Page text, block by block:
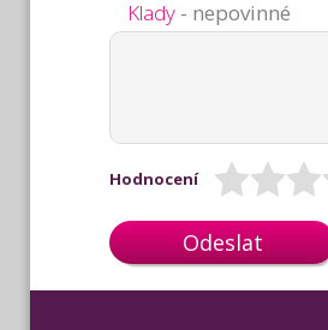
Klady - nepovinné
Hodnocení
Odeslat